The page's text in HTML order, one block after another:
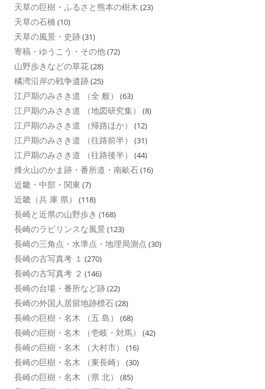
天草の巨樹・ふるさと熊本の樹木 (23)
天草の石橋 (10)
天草の風景・史跡(31)
寄稿・ゆうこう・その他(72)
山野歩きなどの草花(28)
橘湾沿岸の戦争遺跡(25)
江戸期のみさき道 （全 般） (63)
江戸期のみさき道 （地図研究集） (8)
江戸期のみさき道 （帰路ほか） (12)
江戸期のみさき道 （往路前半） (31)
江戸期のみさき道 （往路後半） (44)
烽火山のかま跡・番所道・南畝石(16)
近畿・中部・関東 (7)
近畿（兵 庫 県） (118)
長崎と近県の山野歩き (168)
長崎のラビリンスな風景 (123)
長崎の三角点・水準点・地理局測点 (30)
長崎の古写真考 １ (270)
長崎の古写真考 ２ (146)
長崎の台場・番所など跡(22)
長崎の外国人居留地跡標石(28)
長崎の巨樹・名木 （五 島） (68)
長崎の巨樹・名木 （壱岐・対馬） (42)
長崎の巨樹・名木 （大村市） (16)
長崎の巨樹・名木 （東長崎） (30)
長崎の巨樹・名木 （県 北） (85)